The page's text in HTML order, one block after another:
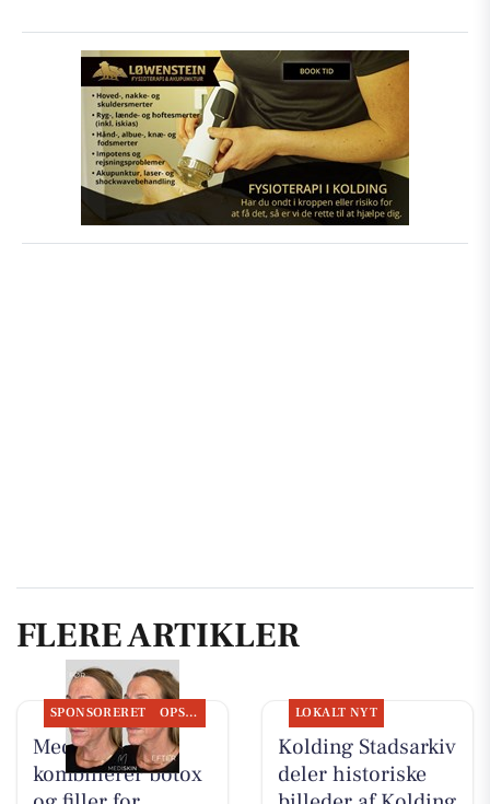
FLERE ARTIKLER
SPONSORERET OPSLAGSTAVLEN
MediSkin
kombinerer botox
LOKALT NYT
Kolding Stadsarkiv
deler historiske